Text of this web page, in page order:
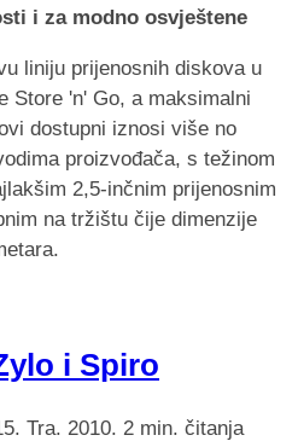
i za modno osvještene
liniju prijenosnih diskova u
Store 'n' Go, a maksimalni
dostupni iznosi više no
proizvođača, s težinom
2,5-inčnim prijenosnim
na tržištu čije dimenzije
i Spiro
Tra. 2010. 2 min. čitanja